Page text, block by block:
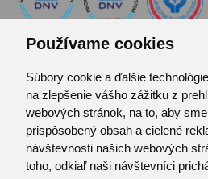
Používame cookies
Súbory cookie a ďalšie
na zlepšenie vášho zážitku z
webových stránok, na to, aby
prispôsobený obsah a cielené
návštevnosti našich webových
toho, odkiaľ naši návštevníci
Kontakt
Pozvánka do infocentra
Zoznam použitých skratiek
Mapa stránok
RSS